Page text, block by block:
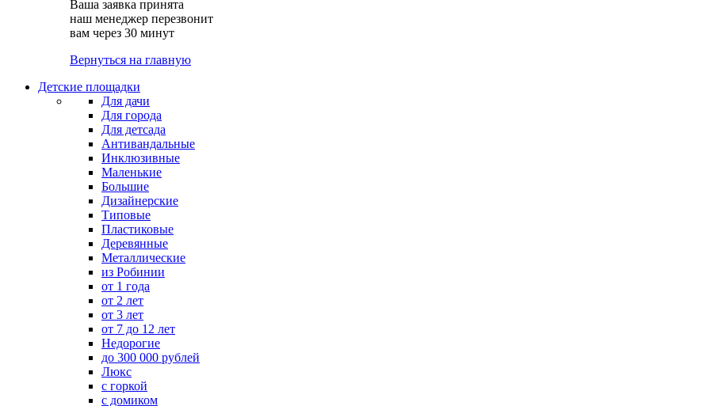
Ваша заявка принята
наш менеджер перезвонит
вам через 30 минут
Вернуться на главную
Детские площадки
Для дачи
Для города
Для детсада
Антивандальные
Инклюзивные
Маленькие
Большие
Дизайнерские
Типовые
Пластиковые
Деревянные
Металлические
из Робинии
от 1 года
от 2 лет
от 3 лет
от 7 до 12 лет
Недорогие
до 300 000 рублей
Люкс
с горкой
с домиком